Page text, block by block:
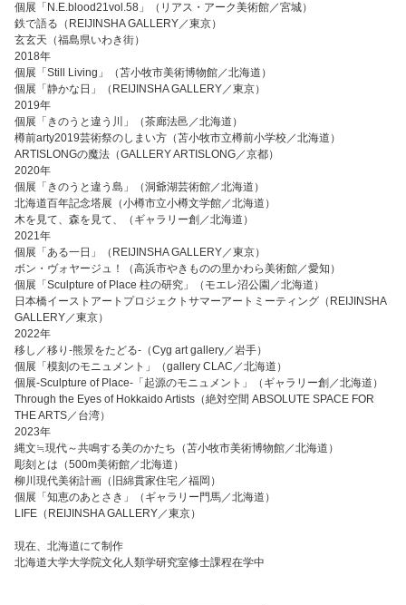
個展「N.E.blood21vol.58」（リアス・アーク美術館／宮城）
鉄で語る（REIJINSHA GALLERY／東京）
玄玄天（福島県いわき街）
2018年
個展「Still Living」（苫小牧市美術博物館／北海道）
個展「静かな日」（REIJINSHA GALLERY／東京）
2019年
個展「きのうと違う川」（茶廊法邑／北海道）
樽前arty2019芸術祭のしまい方（苫小牧市立樽前小学校／北海道）
ARTISLONGの魔法（GALLERY ARTISLONG／京都）
2020年
個展「きのうと違う島」（洞爺湖芸術館／北海道）
北海道百年記念塔展（小樽市立小樽文学館／北海道）
木を見て、森を見て、（ギャラリー創／北海道）
2021年
個展「ある一日」（REIJINSHA GALLERY／東京）
ボン・ヴォヤージュ！（高浜市やきものの里かわら美術館／愛知）
個展「Sculpture of Place 柱の研究」（モエレ沼公園／北海道）
日本橋イーストアートプロジェクトサマーアートミーティング（REIJINSHA
GALLERY／東京）
2022年
移し／移り-熊景をたどる-（Cyg art gallery／岩手）
個展「模刻のモニュメント」（gallery CLAC／北海道）
個展-Sculpture of Place-「起源のモニュメント」（ギャラリー創／北海道）
Through the Eyes of Hokkaido Artists（絶対空間 ABSOLUTE SPACE FOR
THE ARTS／台湾）
2023年
縄文≒現代～共鳴する美のかたち（苫小牧市美術博物館／北海道）
彫刻とは（500m美術館️／北海道）
柳川現代美術計画（旧綿貫家住宅／福岡）
個展「知恵のあとさき」（ギャラリー門馬／北海道）
LIFE（REIJINSHA GALLERY／東京）
現在、北海道にて制作
北海道大学大学院文化人類学研究室修士課程在学中